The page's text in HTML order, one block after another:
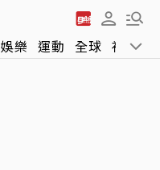
娛樂 運動 全球 社會